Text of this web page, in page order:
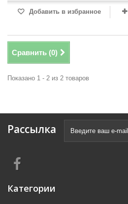
Добавить в избранное
Сравнить (0)
Показано 1 - 2 из 2 товаров
Рассылка
Категории